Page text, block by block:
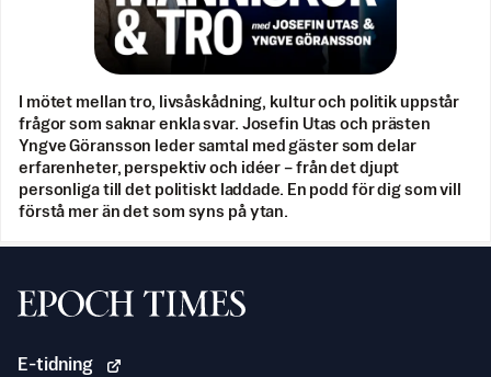
I mötet mellan tro, livsåskådning, kultur och politik uppstår
frågor som saknar enkla svar. Josefin Utas och prästen
Yngve Göransson leder samtal med gäster som delar
erfarenheter, perspektiv och idéer – från det djupt
personliga till det politiskt laddade. En podd för dig som vill
förstå mer än det som syns på ytan.
Svenska Epoch Times
E-tidning